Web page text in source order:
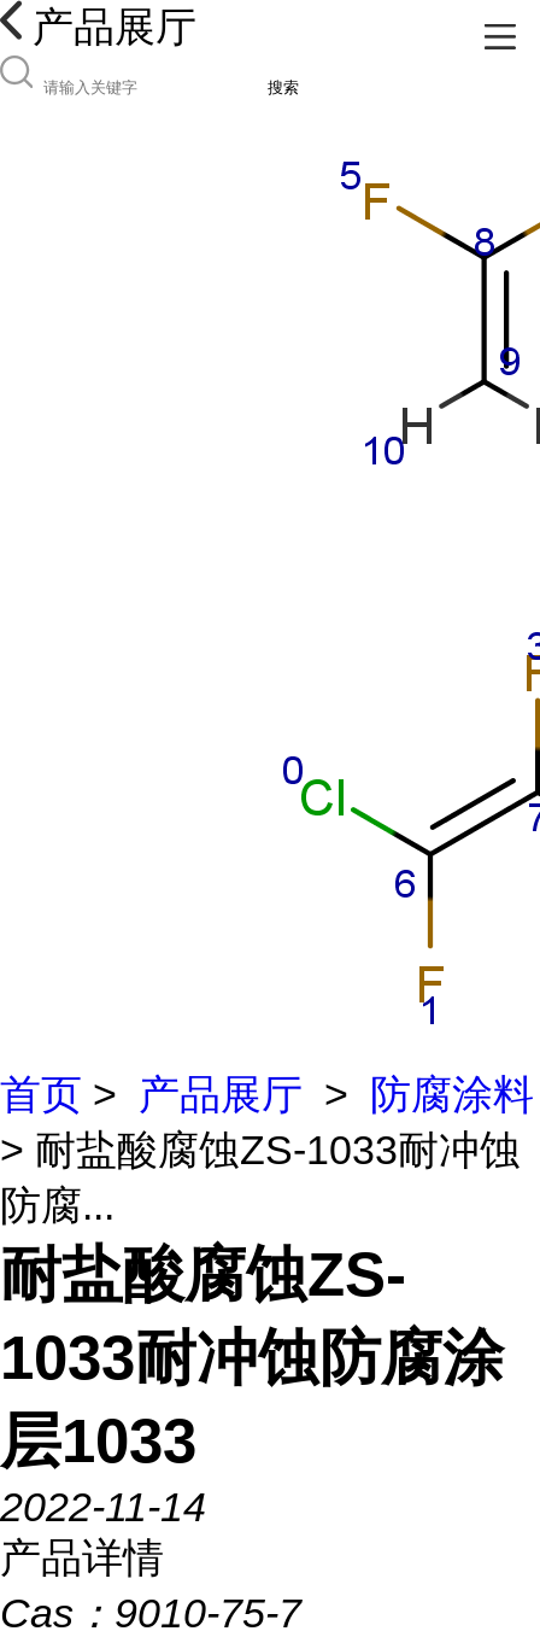
产品展厅
搜索
首页 > 产品展厅 >
防腐涂料
> 耐盐酸腐蚀ZS-1033耐冲蚀
防腐...
耐盐酸腐蚀ZS-
1033耐冲蚀防腐涂
层1033
2022-11-14
产品详情
Cas： 9010-75-7